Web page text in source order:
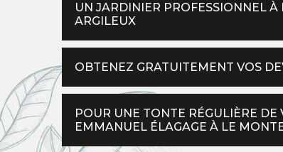
UN JARDINIER PROFESSIONNEL
ARGILEUX
OBTENEZ GRATUITEMENT VOS
POUR UNE TONTE RÉGULIÈRE DE
EMMANUEL ÉLAGAGE À LE